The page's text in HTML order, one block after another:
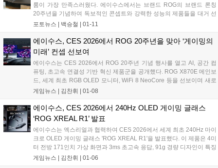
룸이 가장 만족스러웠다. 에이수스에서는 브랜드 ROG의 브랜드 론칭
20주년을 기념하여 독보적인 콘셉트와 강력한 성능의 제품들을 대거 선
보였다. 특히 240Hz 마이크로 OLED를 탑재한 ROG XREAL R1 AR 게
로 담은 ROG Flow Z13-KJP, 본격적으로 타깃을 잡고 브랜드화되고 있
는 ProArt 라인업과 고프로(GoPro)와의 협업으로 선보이는 노트북까
지....
포토뉴스 | 백승철 01-11
에이수스, CES 2026에서 ROG 20주년을 맞아 ‘게이밍의
미래’ 컨셉 선보여
에이수스는 CES 2026에서 ROG 20주년 기념 행사를 열고 AI, 공간 컴
퓨팅, 초고속 연결성 기반 혁신 제품군을 공개했다. ROG X870E 메인보
드, 세계 최초 RGB OLED 모니터, WiFi 8 NeoCore 등을 선보이며 새로
운 게이밍 표준을 제시했다....
게임뉴스 | 김찬휘 01-08
에이수스, CES 2026에서 240Hz OLED 게이밍 글래스
‘ROG XREAL R1’ 발표
에이수스는 엑스리얼과 협력하여 CES 2026에서 세계 최초 240Hz 마이
크로 OLED 게이밍 글래스 'ROG XREAL R1'을 발표했다. 이 제품은 4미
터 전방 171인치 가상 화면과 3ms 초고속 응답, 91g 경량 디자인이 특징
이다. ROG 생태계와 완벽 통합되며, 공간 코프로세싱과 전자식 변색 렌
게임뉴스 | 김찬휘 01-06